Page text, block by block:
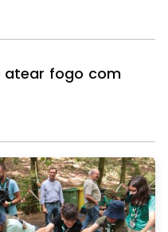
atear fogo com